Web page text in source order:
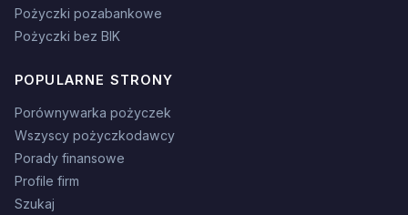
Pożyczki pozabankowe
Pożyczki bez BIK
POPULARNE STRONY
Porównywarka pożyczek
Wszyscy pożyczkodawcy
Porady finansowe
Profile firm
Szukaj